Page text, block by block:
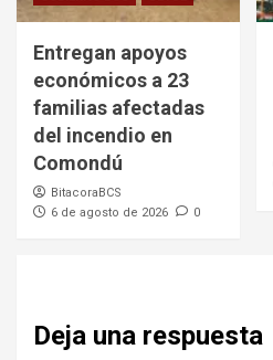
Entregan apoyos
económicos a 23
familias afectadas
del incendio en
Comondú
BitacoraBCS
6 de agosto de 2026
0
Deja una respuesta